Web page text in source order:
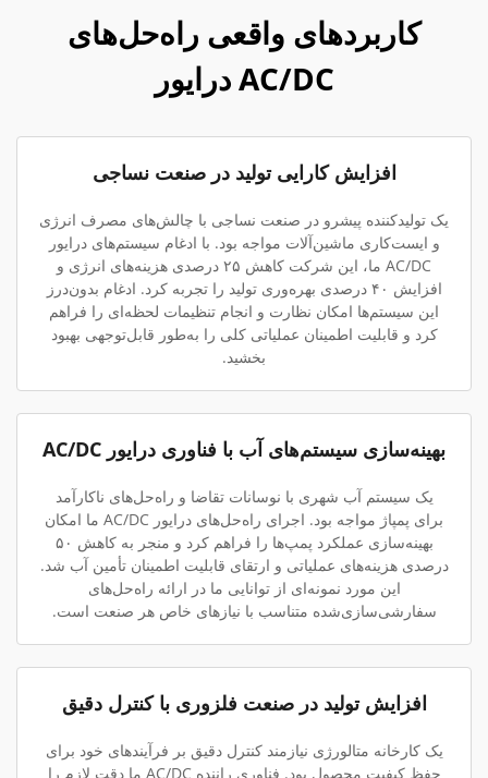
کاربردهای واقعی راه‌حل‌های
AC/DC درایور
افزایش کارایی تولید در صنعت نساجی
یک تولیدکننده پیشرو در صنعت نساجی با چالش‌های مصرف انرژی
و ایست‌کاری ماشین‌آلات مواجه بود. با ادغام سیستم‌های درایور
AC/DC ما، این شرکت کاهش ۲۵ درصدی هزینه‌های انرژی و
افزایش ۴۰ درصدی بهره‌وری تولید را تجربه کرد. ادغام بدون‌درز
این سیستم‌ها امکان نظارت و انجام تنظیمات لحظه‌ای را فراهم
کرد و قابلیت اطمینان عملیاتی کلی را به‌طور قابل‌توجهی بهبود
بخشید.
بهینه‌سازی سیستم‌های آب با فناوری درایور AC/DC
یک سیستم آب شهری با نوسانات تقاضا و راه‌حل‌های ناکارآمد
برای پمپاژ مواجه بود. اجرای راه‌حل‌های درایور AC/DC ما امکان
بهینه‌سازی عملکرد پمپ‌ها را فراهم کرد و منجر به کاهش ۵۰
درصدی هزینه‌های عملیاتی و ارتقای قابلیت اطمینان تأمین آب شد.
این مورد نمونه‌ای از توانایی ما در ارائه راه‌حل‌های
سفارشی‌سازی‌شده متناسب با نیازهای خاص هر صنعت است.
افزایش تولید در صنعت فلزوری با کنترل دقیق
یک کارخانه متالورژی نیازمند کنترل دقیق بر فرآیندهای خود برای
حفظ کیفیت محصول بود. فناوری راننده AC/DC ما دقت لازم را